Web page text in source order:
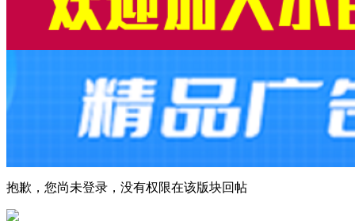
抱歉，您尚未登录，没有权限在该版块回帖